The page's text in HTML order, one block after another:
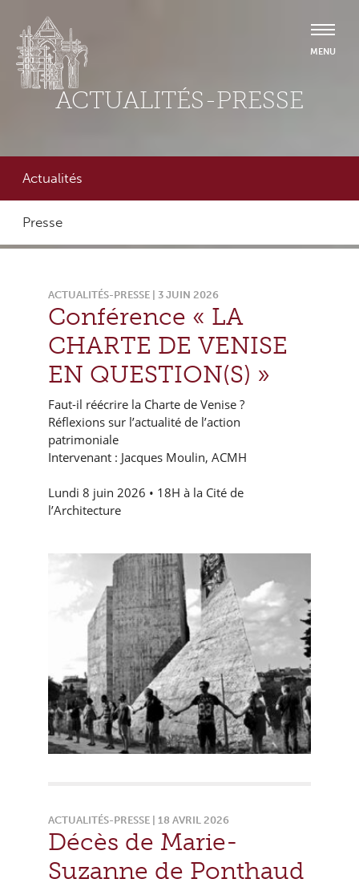
ACTUALITÉS-PRESSE
Actualités
Presse
ACTUALITÉS-PRESSE | 3 JUIN 2026
Conférence « LA
CHARTE DE VENISE
EN QUESTION(S) »
Faut-il réécrire la Charte de Venise ?
Réflexions sur l’actualité de l’action
patrimoniale
Intervenant : Jacques Moulin, ACMH
Lundi 8 juin 2026 • 18H à la Cité de
l’Architecture
ACTUALITÉS-PRESSE | 18 AVRIL 2026
Décès de Marie-
Suzanne de Ponthaud